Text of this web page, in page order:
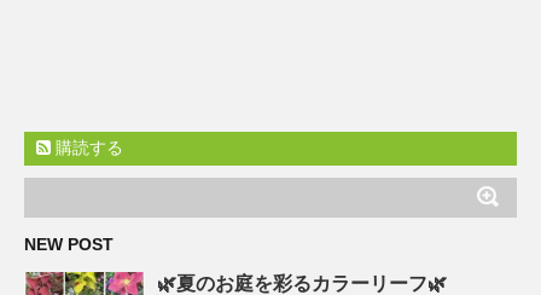
購読する
NEW POST
🌿夏のお庭を彩るカラーリーフ🌿